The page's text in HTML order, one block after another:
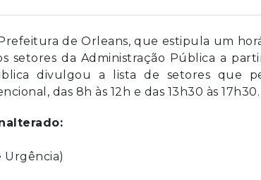
de Orleans, que estipula um
setores da Administração Pública a
divulgou a lista de setores que
das 8h às 12h e das 13h30 às 17h30.
Urgência)